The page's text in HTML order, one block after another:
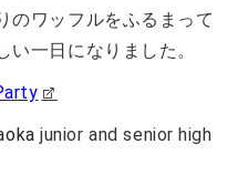
のワッフルをふるまって
い一日になりました。
junior and senior high